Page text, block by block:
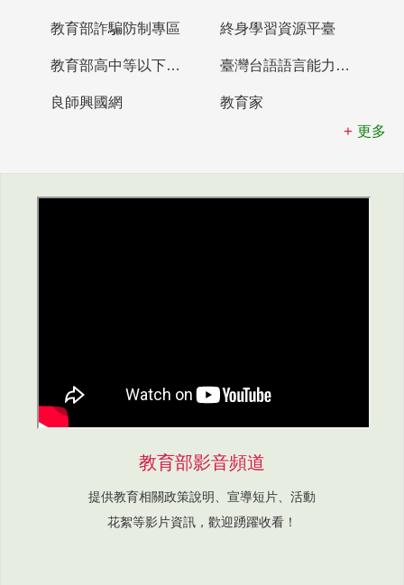
教育部詐騙防制專區 終身學習資源平臺
教育部高中等以下學校及幼兒園教師資格檢定考試 臺灣台語語言能力認證網站
良師興國網
教育家
更多
教育部影音頻道
提供教育相關政策說明、宣導短片、活動
花絮等影片資訊，歡迎踴躍收看！